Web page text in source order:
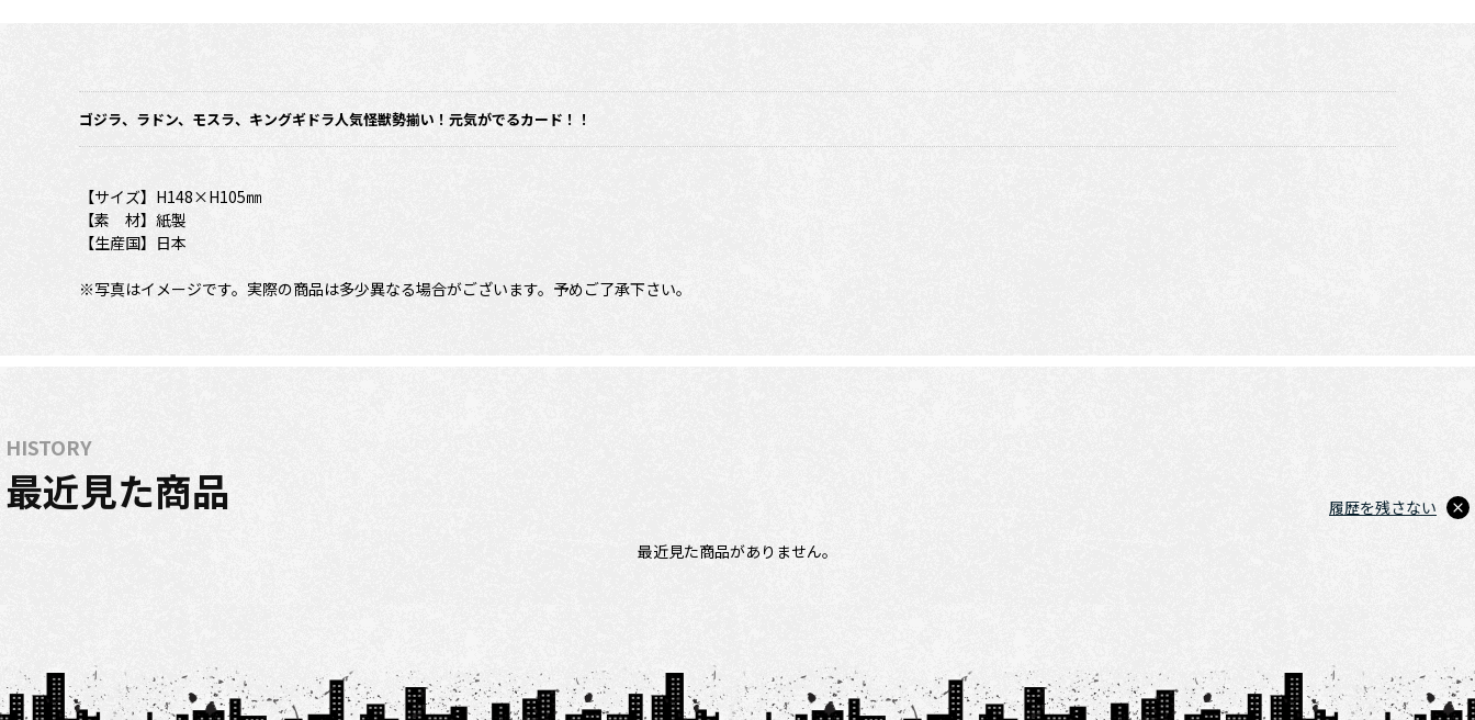
ゴジラ、ラドン、モスラ、キングギドラ人気怪獣勢揃い！元気がでるカード！！
【サイズ】H148×H105㎜
【素 材】紙製
【生産国】日本
※写真はイメージです。実際の商品は多少異なる場合がございます。予めご了承下さい。
HISTORY
最近見た商品
最近見た商品がありません。
履歴を残さない